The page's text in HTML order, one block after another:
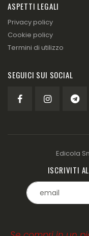
ASPETTI LEGALI
Privacy policy
Cookie policy
Termini di utilizzo
SEGUICI SUI SOCIAL
Edicola
ISCRIVITI